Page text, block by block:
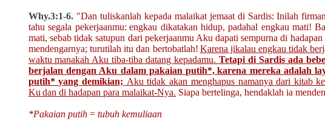
Why.3:1-6. "Dan tuliskanlah kepada malaikat jemaat di Sardis: Inilah
tahu segala pekerjaanmu: engkau dikatakan hidup, padahal engkau mati!
mati, sebab tidak satupun dari pekerjaanmu Aku dapati sempurna di
mendengarnya; turutilah itu dan bertobatlah! Karena jikalau engkau tidak
waktu manakah Aku tiba-tiba datang kepadamu. Tetapi di Sardis ada
berjalan dengan Aku dalam pakaian putih*, karena mereka adalah
putih* yang demikian; Aku tidak akan menghapus namanya dari kitab
Ku dan di hadapan para malaikat-Nya. Siapa bertelinga, hendaklah ia
*Pakaian putih = tubuh kemuliaan